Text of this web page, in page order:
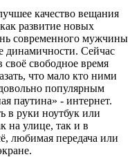
качество вещания
развитие новых
современного мужчины
динамичности. Сейчас
своё свободное время
что мало кто ними
популярным
паутина» - интернет.
в руки ноутбук или
на улице, так и в
любимая передача или